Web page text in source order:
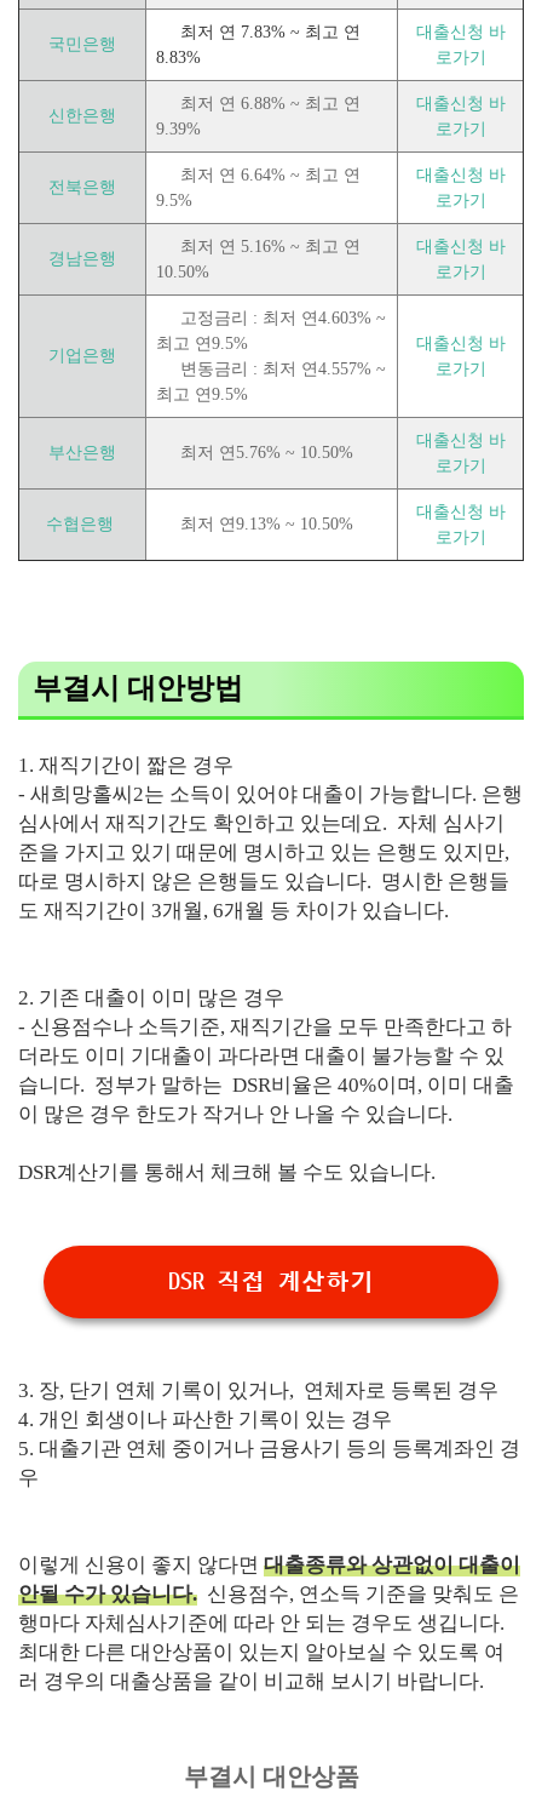
국민은행
최저 연 7.83% ~ 최고 연
8.83%
대출신청 바
로가기
신한은행
최저 연 6.88% ~ 최고 연
9.39%
대출신청 바
로가기
전북은행
최저 연 6.64% ~ 최고 연
9.5%
대출신청 바
로가기
경남은행
최저 연 5.16% ~ 최고 연
10.50%
대출신청 바
로가기
기업은행
고정금리 : 최저 연4.603% ~
최고 연9.5%
변동금리 : 최저 연4.557% ~
최고 연9.5%
대출신청 바
로가기
부산은행 최저 연5.76% ~ 10.50%
대출신청 바
로가기
수협은행 최저 연9.13% ~ 10.50%
대출신청 바
로가기
부결시 대안방법
1. 재직기간이 짧은 경우
- 새희망홀씨2는 소득이 있어야 대출이 가능합니다. 은행
심사에서 재직기간도 확인하고 있는데요. 자체 심사기
준을 가지고 있기 때문에 명시하고 있는 은행도 있지만,
따로 명시하지 않은 은행들도 있습니다. 명시한 은행들
도 재직기간이 3개월, 6개월 등 차이가 있습니다.
2. 기존 대출이 이미 많은 경우
- 신용점수나 소득기준, 재직기간을 모두 만족한다고 하
더라도 이미 기대출이 과다라면 대출이 불가능할 수 있
습니다. 정부가 말하는 DSR비율은 40%이며, 이미 대출
이 많은 경우 한도가 작거나 안 나올 수 있습니다.
DSR계산기를 통해서 체크해 볼 수도 있습니다.
DSR 직접 계산하기
3. 장, 단기 연체 기록이 있거나, 연체자로 등록된 경우
4. 개인 회생이나 파산한 기록이 있는 경우
5. 대출기관 연체 중이거나 금융사기 등의 등록계좌인 경
우
이렇게 신용이 좋지 않다면 대출종류와 상관없이 대출이
안될 수가 있습니다. 신용점수, 연소득 기준을 맞춰도 은
행마다 자체심사기준에 따라 안 되는 경우도 생깁니다.
최대한 다른 대안상품이 있는지 알아보실 수 있도록 여
러 경우의 대출상품을 같이 비교해 보시기 바랍니다.
부결시 대안상품